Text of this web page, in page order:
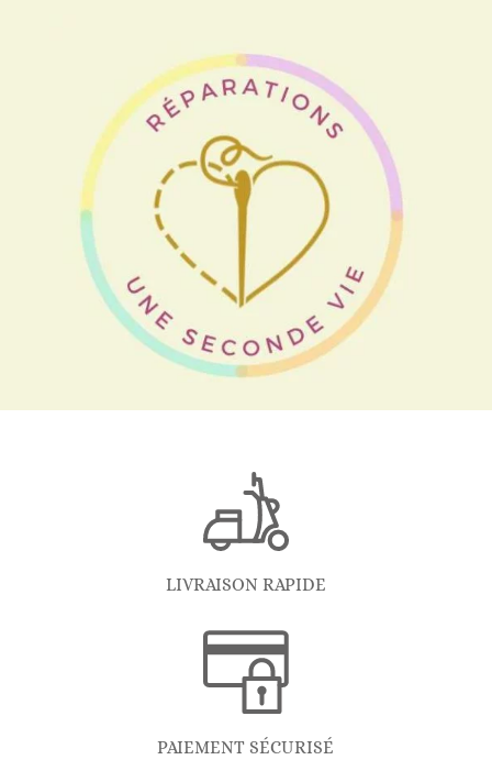
LIVRAISON RAPIDE
PAIEMENT SÉCURISÉ